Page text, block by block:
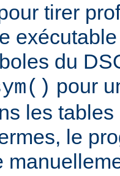
tirer
du
pour
les
le